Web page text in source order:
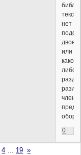
нет
или
какого
либо
0
4 … 19 »